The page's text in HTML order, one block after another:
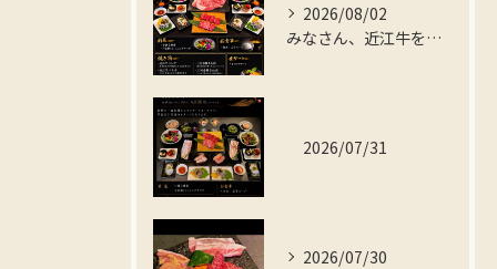
2026/08/02
みなさん、近江牛を存分に楽しんでみませんか？
2026/07/31
2026/07/30